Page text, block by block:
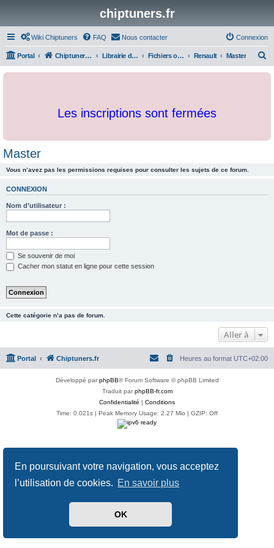
En poursuivant votre navigation, vous acceptez
l’utilisation de cookies. En savoir plus
OK
chiptuners.fr
Wiki Chiptuners FAQ Nous contacter Connexion
Portal Chiptuners.fr Librairie de documents et originaux Fichiers originaux Renault Master
c
Les inscriptions sont fermées
Master
Vous n’avez pas les permissions requises pour consulter les sujets de ce forum.
CONNEXION
Nom d’utilisateur :
Mot de passe :
Se souvenir de moi
Cacher mon statut en ligne pour cette session
Cette catégorie n’a pas de forum.
Aller à
Portal Chiptuners.fr Heures au format UTC+02:00
Développé parphpBB® Forum Software © phpBB Limited
Traduit parphpBB-fr.com
Confidentialité | Conditions
Time: 0.021s | Peak Memory Usage: 2.27 Mio | GZIP: Off